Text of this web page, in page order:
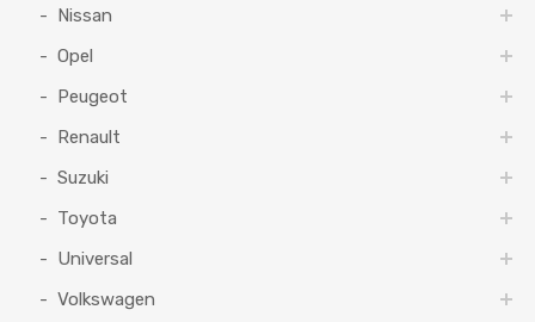
Nissan
Opel
Peugeot
Renault
Suzuki
Toyota
Universal
Volkswagen